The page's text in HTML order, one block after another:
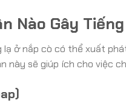
Nào Gây
ở nắp cò có thể xuất
này sẽ giúp ích cho việc